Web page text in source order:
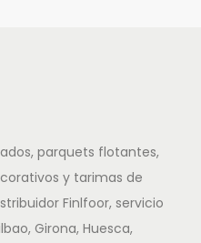
parquets flotantes,
y tarimas de
Finlfoor, servicio
Girona, Huesca,